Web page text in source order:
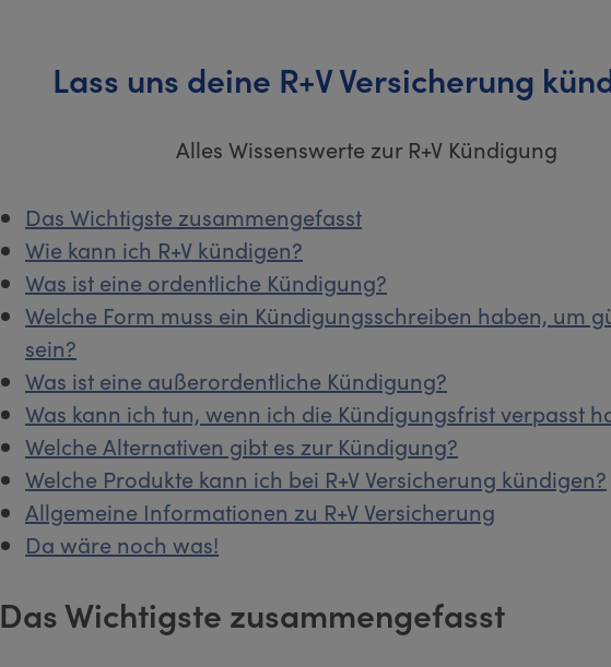
Lass uns deine R+V Versicherung
Alles Wissenswerte zur R+V Kündigung
Das Wichtigste zusammengefasst
Wie kann ich R+V kündigen?
Was ist eine ordentliche Kündigung?
Welche Form muss ein Kündigungsschreiben haben, um
sein?
Was ist eine außerordentliche Kündigung?
Was kann ich tun, wenn ich die Kündigungsfrist verpasst
Welche Alternativen gibt es zur Kündigung?
Welche Produkte kann ich bei R+V Versicherung kündigen?
Allgemeine Informationen zu R+V Versicherung
Da wäre noch was!
Das Wichtigste zusammengefasst